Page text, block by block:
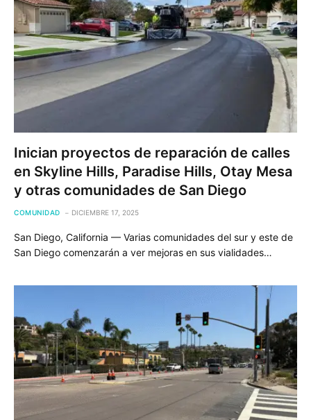
Inician proyectos de reparación de calles
en Skyline Hills, Paradise Hills, Otay Mesa
y otras comunidades de San Diego
COMUNIDAD DICIEMBRE 17, 2025
San Diego, California — Varias comunidades del sur y este de
San Diego comenzarán a ver mejoras en sus vialidades…